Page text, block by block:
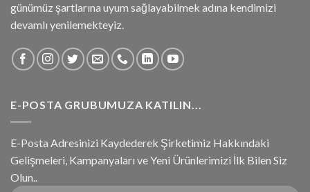
günümüz şartlarına uyum sağlayabilmek adına kendimizi
devamlı yenilemekteyiz.
E-POSTA GRUBUMUZA KATILIN...
E-Posta Adresinizi Kaydederek Şirketimiz Hakkındaki
Gelişmeleri, Kampanyaları ve Yeni Ürünlerimizi İlk Bilen Siz
Olun..